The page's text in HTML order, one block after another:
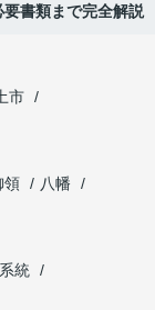
書類まで完全解説
市
領
八幡
統